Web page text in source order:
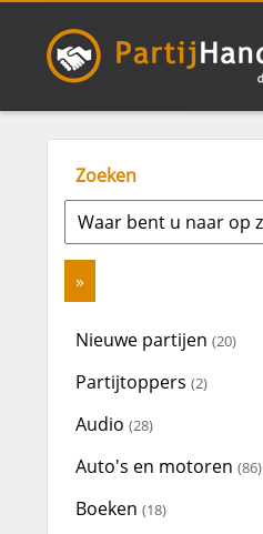
Zoeken
Nieuwe partijen (20)
Partijtoppers (2)
Audio (28)
Auto's en motoren (86)
Boeken (18)